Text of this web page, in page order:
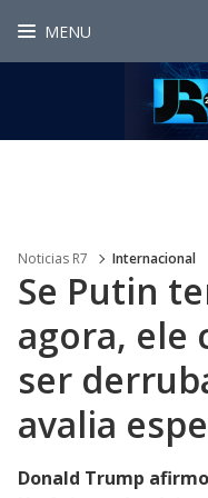
MENU
Noticias R7 Internacional
Se Putin
agora, ele
ser
avalia
Donald Trump